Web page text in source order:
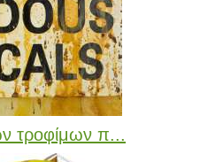
τροφίμων π...